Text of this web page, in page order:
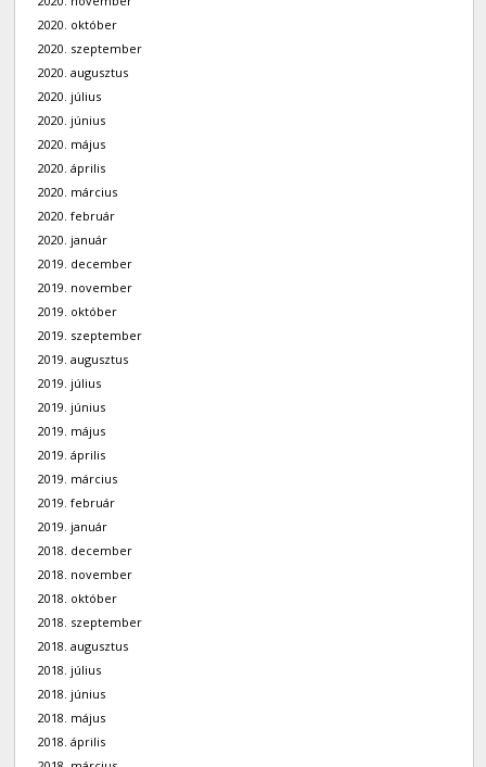
2020. október
2020. szeptember
2020. augusztus
2020. július
2020. június
2020. május
2020. április
2020. március
2020. február
2020. január
2019. december
2019. november
2019. október
2019. szeptember
2019. augusztus
2019. július
2019. június
2019. május
2019. április
2019. március
2019. február
2019. január
2018. december
2018. november
2018. október
2018. szeptember
2018. augusztus
2018. július
2018. június
2018. május
2018. április